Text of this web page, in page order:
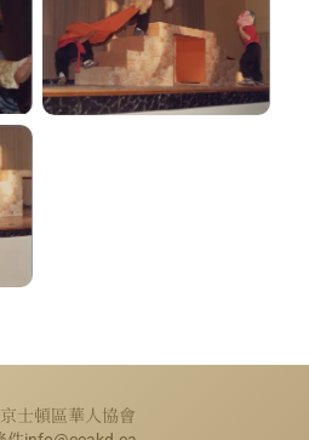
士頓區華人協會